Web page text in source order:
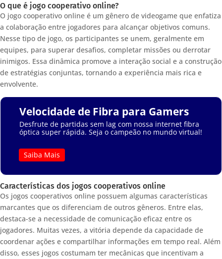
O que é jogo cooperativo online?
O jogo cooperativo online é um gênero de videogame que enfatiza
a colaboração entre jogadores para alcançar objetivos comuns.
Nesse tipo de jogo, os participantes se unem, geralmente em
equipes, para superar desafios, completar missões ou derrotar
inimigos. Essa dinâmica promove a interação social e a construção
de estratégias conjuntas, tornando a experiência mais rica e
envolvente.
Velocidade de Fibra para Gamers
Desfrute de partidas sem lag com nossa internet fibra
óptica super rápida. Seja o campeão no mundo virtual!
Saiba Mais
Características dos jogos cooperativos online
Os jogos cooperativos online possuem algumas características
marcantes que os diferenciam de outros gêneros. Entre elas,
destaca-se a necessidade de comunicação eficaz entre os
jogadores. Muitas vezes, a vitória depende da capacidade de
coordenar ações e compartilhar informações em tempo real. Além
disso, esses jogos costumam ter mecânicas que incentivam a